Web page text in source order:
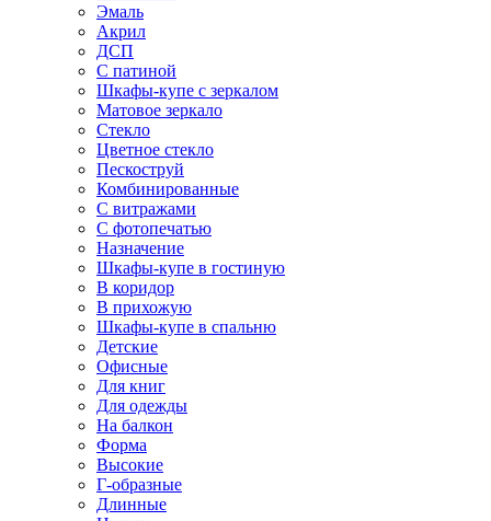
Эмаль
Акрил
ДСП
С патиной
Шкафы-купе с зеркалом
Матовое зеркало
Стекло
Цветное стекло
Пескоструй
Комбинированные
С витражами
С фотопечатью
Назначение
Шкафы-купе в гостиную
В коридор
В прихожую
Шкафы-купе в спальню
Детские
Офисные
Для книг
Для одежды
На балкон
Форма
Высокие
Г-образные
Длинные